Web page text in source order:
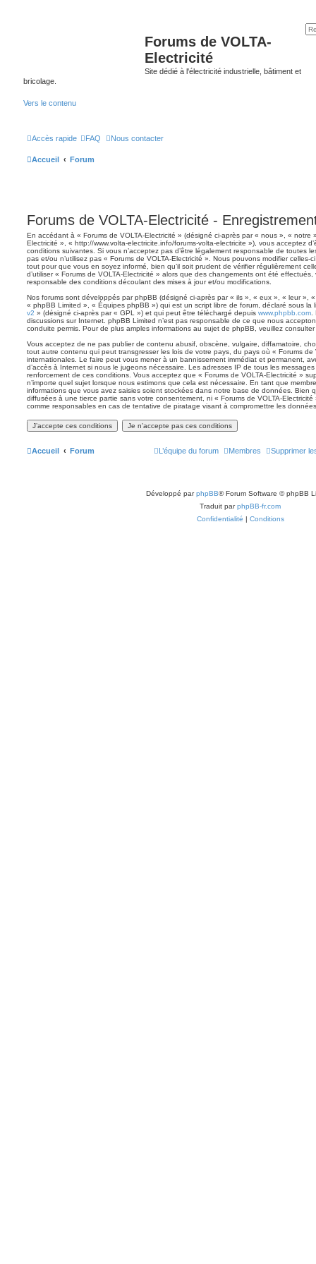
Forums de VOLTA-
Electricité
Site dédié à l'électricité industrielle, bâtiment et
bricolage.
Vers le contenu
Accès rapide FAQ Nous contacter
Accueil Forum
Forums de VOLTA-Electricité -
En accédant à « Forums de VOLTA-Electricité » (désigné ci-après par « nous », « notre
Electricité », « http://www.volta-electricite.info/forums-volta-electricite »), vous acceptez
conditions suivantes. Si vous n’acceptez pas d’être légalement responsable de toutes
pas et/ou n’utilisez pas « Forums de VOLTA-Electricité ». Nous pouvons modifier celles-
tout pour que vous en soyez informé, bien qu’il soit prudent de vérifier régulièrement
d’utiliser « Forums de VOLTA-Electricité » alors que des changements ont été
responsable des conditions découlant des mises à jour et/ou modifications.
Nos forums sont développés par phpBB (désigné ci-après par « ils », « eux », « leur »,
« phpBB Limited », « Équipes phpBB ») qui est un script libre de forum, déclaré sous la
v2 » (désigné ci-après par « GPL ») et qui peut être téléchargé depuis www.phpbb.com
discussions sur Internet. phpBB Limited n’est pas responsable de ce que nous
conduite permis. Pour de plus amples informations au sujet de phpBB, veuillez
Vous acceptez de ne pas publier de contenu abusif, obscène, vulgaire, diffamatoire,
tout autre contenu qui peut transgresser les lois de votre pays, du pays où « Forums de
internationales. Le faire peut vous mener à un bannissement immédiat et permanent,
d’accès à Internet si nous le jugeons nécessaire. Les adresses IP de tous les
renforcement de ces conditions. Vous acceptez que « Forums de VOLTA-Electricité »
n’importe quel sujet lorsque nous estimons que cela est nécessaire. En tant que
informations que vous avez saisies soient stockées dans notre base de données. Bien
diffusées à une tierce partie sans votre consentement, ni « Forums de VOLTA-
comme responsables en cas de tentative de piratage visant à compromettre les
Accueil Forum Supprimer
Membres
L’équipe du forum
Développé parphpBB® Forum Software © phpBB
Traduit parphpBB-fr.com
Confidentialité | Conditions